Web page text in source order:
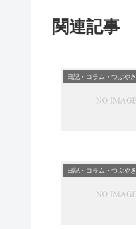
関連記事
日記・コラム・つぶやき
日記・コラム・つぶやき